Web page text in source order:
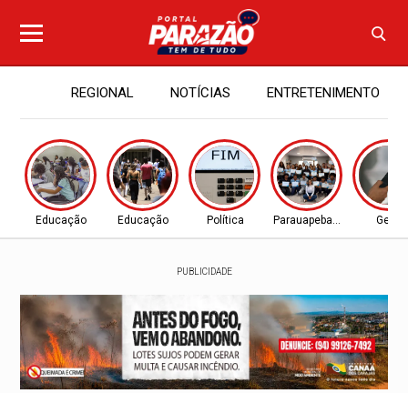
REGIONAL NOTÍCIAS ENTRETENIMENTO
Educação Educação Política Parauapebas - PA Geral
PUBLICIDADE